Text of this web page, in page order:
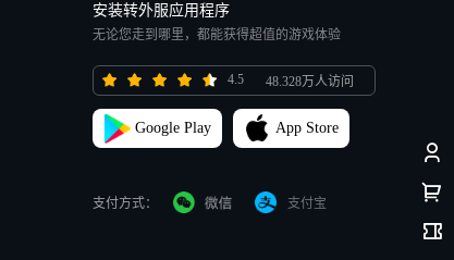
安装转外服应用程序
无论您走到哪里，都能获得超值的游戏体验
4.5 48.328万人访问
Google Play App Store
支付方式： 支付宝